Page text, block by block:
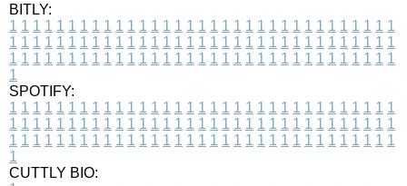
BITLY:
1 1 1 1 1 1 1 1 1 1 1 1 1 1 1 1 1 1 1 1 1 1 1 1 1 1 1 1 1 1 1 1 1
1 1 1 1 1 1 1 1 1 1 1 1 1 1 1 1 1 1 1 1 1 1 1 1 1 1 1 1 1 1 1 1 1
1 1 1 1 1 1 1 1 1 1 1 1 1 1 1 1 1 1 1 1 1 1 1 1 1 1 1 1 1 1 1 1 1
1
SPOTIFY:
1 1 1 1 1 1 1 1 1 1 1 1 1 1 1 1 1 1 1 1 1 1 1 1 1 1 1 1 1 1 1 1 1
1 1 1 1 1 1 1 1 1 1 1 1 1 1 1 1 1 1 1 1 1 1 1 1 1 1 1 1 1 1 1 1 1
1 1 1 1 1 1 1 1 1 1 1 1 1 1 1 1 1 1 1 1 1 1 1 1 1 1 1 1 1 1 1 1 1
1
CUTTLY BIO: